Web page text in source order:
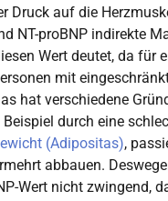
Druck auf die
NT-proBNP indirekte
Wert deutet, da für
mit
hat verschiedene
durch eine
(Adipositas),
abbauen.
Wert nicht zwingend,